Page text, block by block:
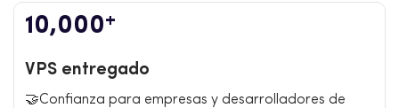
10,000+
VPS entregado
🤝Confianza para empresas y desarrolladores de